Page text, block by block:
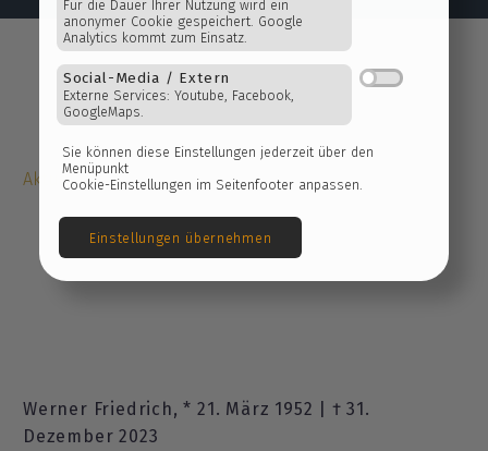
Essenziell
Für die Dauer Ihrer Nutzung wird ein
anonymer Cookie gespeichert. Google
Analytics kommt zum Einsatz.
Externe Services: Youtube, Facebook,
GoogleMaps.
Sie können diese Einstellungen jederzeit über den
Menüpunkt
Cookie-Einstellungen im Seitenfooter anpassen.
Aktuelles
Werner Friedrich, * 21. März 1952 | † 31.
Dezember 2023